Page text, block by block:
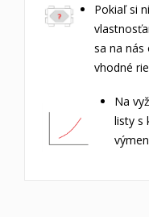
Pokiaľ si
sa na nás
vhodné
Na
listy s